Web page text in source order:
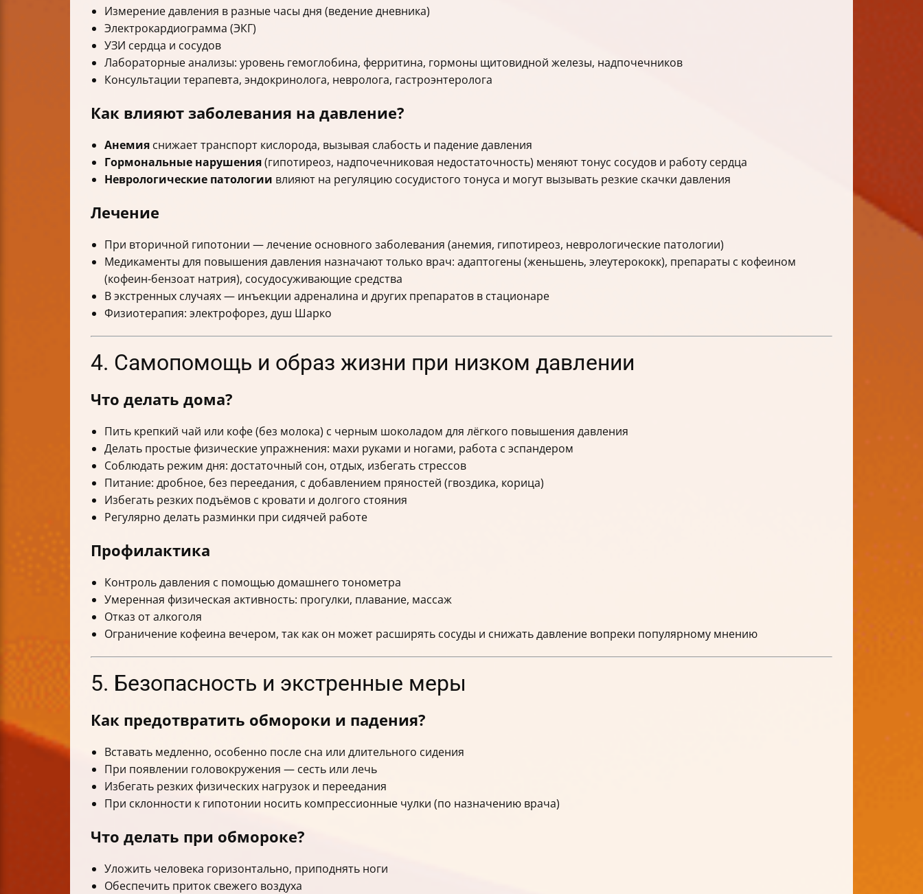
Измерение давления в разные часы дня (ведение дневника)
Электрокардиограмма (ЭКГ)
УЗИ сердца и сосудов
Лабораторные анализы: уровень гемоглобина, ферритина, гормоны щитовидной железы, надпочечников
Консультации терапевта, эндокринолога, невролога, гастроэнтеролога
Как влияют заболевания на давление?
Анемия снижает транспорт кислорода, вызывая слабость и падение давления
Гормональные нарушения(гипотиреоз, надпочечниковая недостаточность) меняют тонус сосудов и работу сердца
Неврологические патологии влияют на регуляцию сосудистого тонуса и могут вызывать резкие скачки давления
Лечение
При вторичной гипотонии — лечение основного заболевания (анемия, гипотиреоз, неврологические патологии)
Медикаменты для повышения давления назначают только врач: адаптогены (женьшень, элеутерококк), препараты с кофеином
(кофеин-бензоат натрия), сосудосуживающие средства
В экстренных случаях — инъекции адреналина и других препаратов в стационаре
Физиотерапия: электрофорез, душ Шарко
4. Самопомощь и образ жизни при низком давлении
Что делать дома?
Пить крепкий чай или кофе (без молока) с черным шоколадом для лёгкого повышения давления
Делать простые физические упражнения: махи руками и ногами, работа с эспандером
Соблюдать режим дня: достаточный сон, отдых, избегать стрессов
Питание: дробное, без переедания, с добавлением пряностей (гвоздика, корица)
Избегать резких подъёмов с кровати и долгого стояния
Регулярно делать разминки при сидячей работе
Профилактика
Контроль давления с помощью домашнего тонометра
Умеренная физическая активность: прогулки, плавание, массаж
Отказ от алкоголя
Ограничение кофеина вечером, так как он может расширять сосуды и снижать давление вопреки популярному мнению
5. Безопасность и экстренные меры
Как предотвратить обмороки и падения?
Вставать медленно, особенно после сна или длительного сидения
При появлении головокружения — сесть или лечь
Избегать резких физических нагрузок и переедания
При склонности к гипотонии носить компрессионные чулки (по назначению врача)
Что делать при обмороке?
Уложить человека горизонтально, приподнять ноги
Обеспечить приток свежего воздуха